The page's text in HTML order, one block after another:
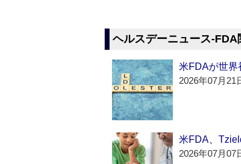
ヘルスデーニュース‐FDA
米FDAが世界
2026年07月21
米FDA、
2026年07月07